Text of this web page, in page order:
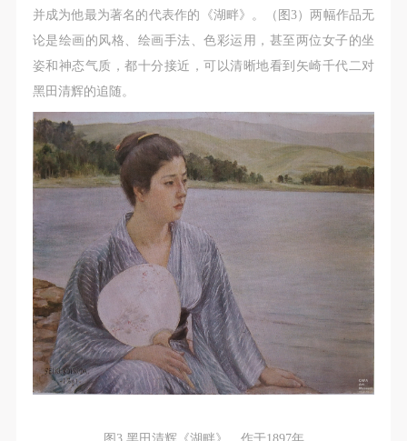
并成为他最为著名的代表作的《湖畔》。（图3）两幅作品无
论是绘画的风格、绘画手法、色彩运用，甚至两位女子的坐
姿和神态气质，都十分接近，可以清晰地看到矢崎千代二对
黑田清辉的追随。
图3 黑田清辉《湖畔》，作于1897年